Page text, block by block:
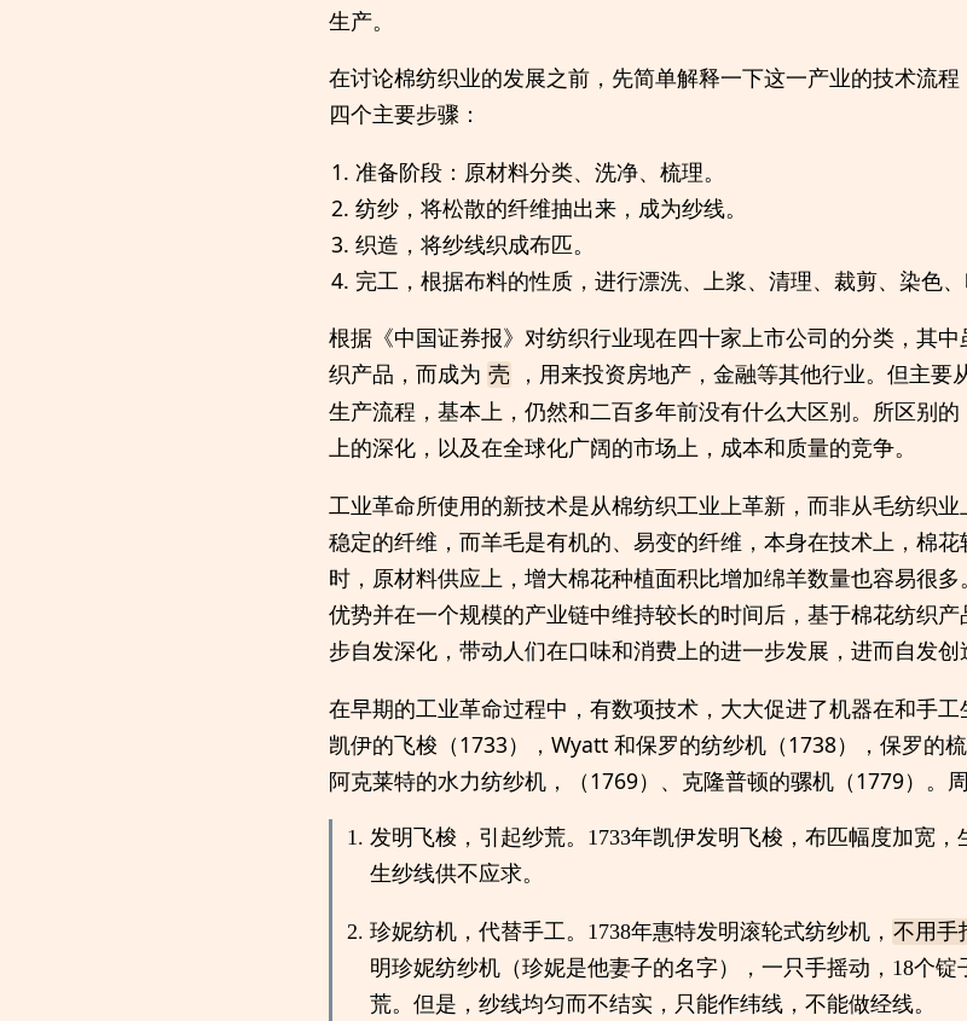
生产。
在讨论棉纺织业的发展之前，先简单解释一下这一产业的技术流
四个主要步骤：
准备阶段：原材料分类、洗净、梳理。
纺纱，将松散的纤维抽出来，成为纱线。
织造，将纱线织成布匹。
完工，根据布料的性质，进行漂洗、上浆、清理、裁剪、染色、
根据《中国证券报》对纺织行业现在四十家上市公司的分类，其
织产品，而成为 壳
，用来投资房地产，金融等其他行业。但主
生产流程，基本上，仍然和二百多年前没有什么大区别。所区别
上的深化，以及在全球化广阔的市场上，成本和质量的竞争。
工业革命所使用的新技术是从棉纺织工业上革新，而非从毛纺织业
稳定的纤维，而羊毛是有机的、易变的纤维，本身在技术上，棉
时，原材料供应上，增大棉花种植面积比增加绵羊数量也容易很
优势并在一个规模的产业链中维持较长的时间后，基于棉花纺织
步自发深化，带动人们在口味和消费上的进一步发展，进而自发创
在早期的工业革命过程中，有数项技术，大大促进了机器在和手工
凯伊的飞梭（1733），Wyatt 和保罗的纺纱机（1738），保罗的
阿克莱特的水力纺纱机，（1769）、克隆普顿的骡机（1779）。周
发明飞梭，引起纱荒。1733年凯伊发明飞梭，布匹幅度加宽
生纱线供不应求。
珍妮纺机，代替手工。1738年惠特发明滚轮式纺纱机， 不用手
明珍妮纺纱机（珍妮是他妻子的名字），一只手摇动，18个
荒。但是，纱线均匀而不结实，只能作纬线，不能做经线。